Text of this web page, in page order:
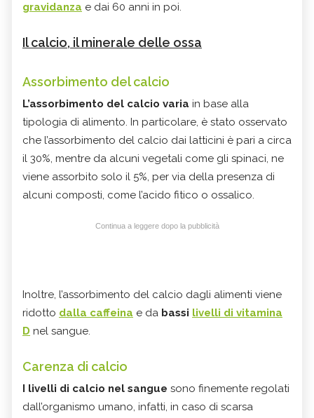
gravidanza e dai 60 anni in poi.
Il calcio, il minerale delle ossa
Assorbimento del calcio
L’assorbimento del calcio varia in base alla
tipologia di alimento. In particolare, è stato osservato
che l’assorbimento del calcio dai latticini è pari a circa
il 30%, mentre da alcuni vegetali come gli spinaci, ne
viene assorbito solo il 5%, per via della presenza di
alcuni composti, come l’acido fitico o ossalico.
Continua a leggere dopo la pubblicità
Inoltre, l’assorbimento del calcio dagli alimenti viene
ridotto dalla caffeina e da bassi livelli di vitamina
D nel sangue.
Carenza di calcio
I livelli di calcio nel sangue sono finemente regolati
dall’organismo umano, infatti, in caso di scarsa